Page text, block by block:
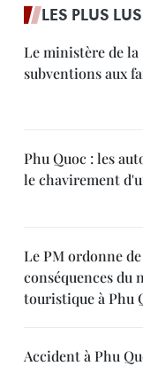
LES PLUS LUS
Le ministère de la
subventions aux
Phu Quoc : les
le chavirement
Le PM ordonne
conséquences du
touristique à Phu
Accident à Phu